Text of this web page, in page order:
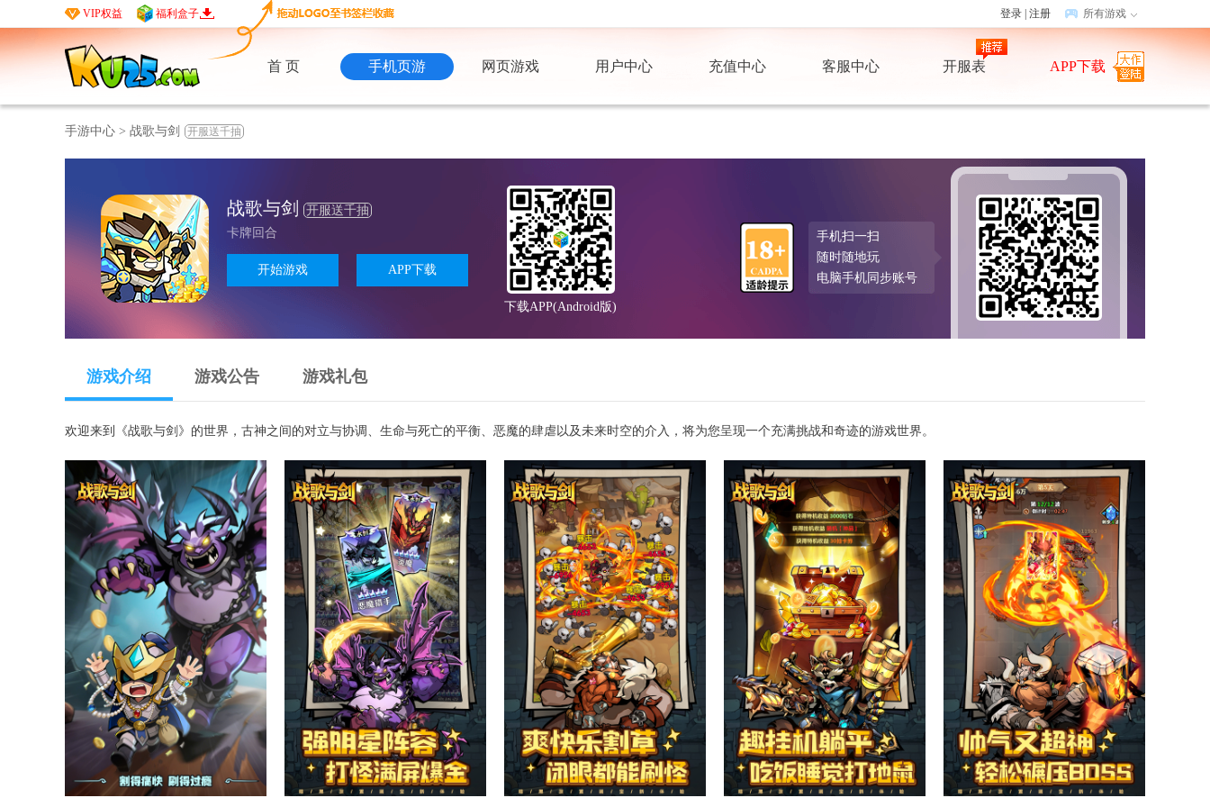
VIP权益 福利盒子 登录 注册 所有游戏
首 页 手机页游 网页游戏 用户中心 充值中心 客服中心 开服表 APP下载
手游中心 > 战歌与剑 开服送千抽
战歌与剑
开服送千抽
卡牌回合
开始游戏 APP下载
下载APP(Android版)
手机扫一扫
随时随地玩
电脑手机同步账号
游戏介绍 游戏公告 游戏礼包
欢迎来到《战歌与剑》的世界，古神之间的对立与协调、生命与死亡的平衡、恶魔的肆虐以及未来时空的介入，将为您呈现一个充满挑战和奇迹的游戏世界。